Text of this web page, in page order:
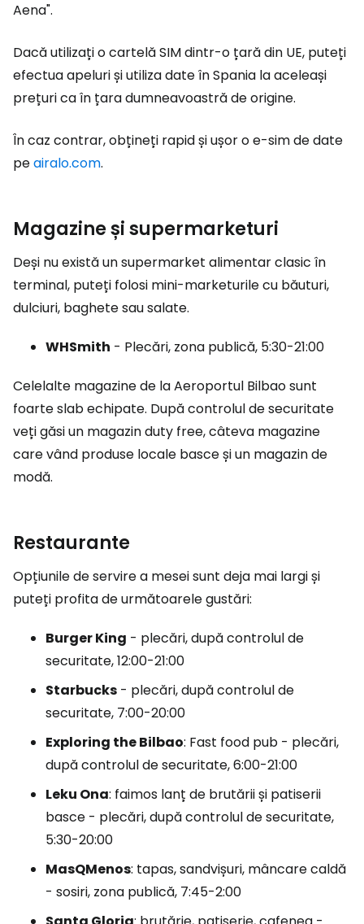
Aena".
Dacă utilizați o cartelă SIM dintr-o țară din UE, puteți
efectua apeluri și utiliza date în Spania la aceleași
prețuri ca în țara dumneavoastră de origine.
În caz contrar, obțineți rapid și ușor o e-sim de date
peairalo.com.
Magazine și supermarketuri
Deși nu există un supermarket alimentar clasic în
terminal, puteți folosi mini-marketurile cu băuturi,
dulciuri, baghete sau salate.
WHSmith - Plecări, zona publică, 5:30-21:00
Celelalte magazine de la Aeroportul Bilbao sunt
foarte slab echipate. După controlul de securitate
veți găsi un magazin duty free, câteva magazine
care vând produse locale basce și un magazin de
modă.
Restaurante
Opțiunile de servire a mesei sunt deja mai largi și
puteți profita de următoarele gustări:
Burger King - plecări, după controlul de
securitate, 12:00-21:00
Starbucks - plecări, după controlul de
securitate, 7:00-20:00
Exploring the Bilbao: Fast food pub - plecări,
după controlul de securitate, 6:00-21:00
Leku Ona: faimos lanț de brutării și patiserii
basce - plecări, după controlul de securitate,
5:30-20:00
MasQMenos: tapas, sandvișuri, mâncare caldă
- sosiri, zona publică, 7:45-2:00